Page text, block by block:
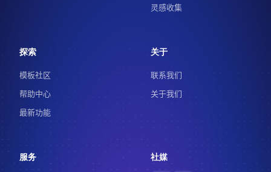
灵感收集
探索
模板社区
帮助中心
最新功能
关于
联系我们
关于我们
服务 社媒